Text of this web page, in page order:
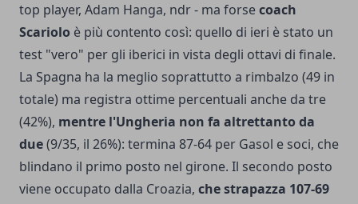
top player, Adam Hanga, ndr - ma forsecoach
Scariolo è più contento così: quello di ieri è stato un
test "vero" per gli iberici in vista degli ottavi di finale.
La Spagna ha la meglio soprattutto a rimbalzo (49 in
totale) ma registra ottime percentuali anche da tre
(42%), mentre l'Ungheria non fa altrettanto da
due(9/35, il 26%): termina 87-64 per Gasol e soci, che
blindano il primo posto nel girone. Il secondo posto
viene occupato dalla Croazia, che strapazza 107-69